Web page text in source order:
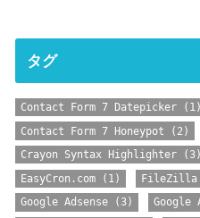
タグ
Contact Form 7 Datepicker(1)
Contact Form 7 Honeypot (2)
Crayon Syntax Highlighter(3)
EasyCron.com(1) FileZilla
Google Adsense(3) Google